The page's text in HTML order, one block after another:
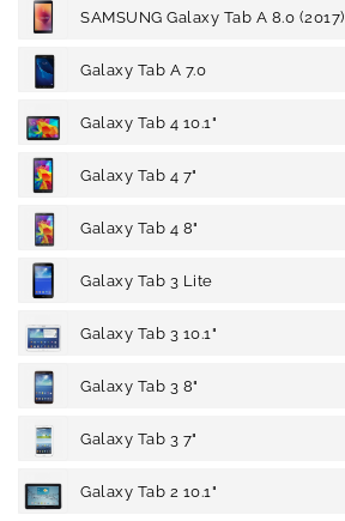
SAMSUNG Galaxy Tab A 8.0 (2017)
Galaxy Tab A 7.0
Galaxy Tab 4 10.1"
Galaxy Tab 4 7"
Galaxy Tab 4 8"
Galaxy Tab 3 Lite
Galaxy Tab 3 10.1"
Galaxy Tab 3 8"
Galaxy Tab 3 7"
Galaxy Tab 2 10.1"